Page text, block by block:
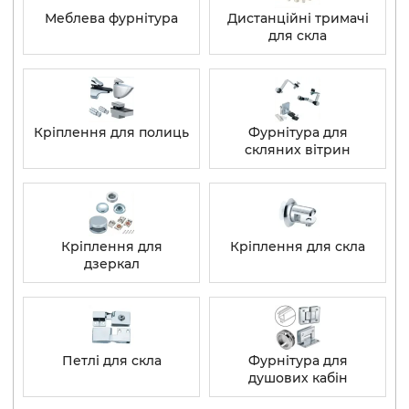
Меблева фурнітура
Дистанційні тримачі
для скла
Кріплення для полиць
Фурнітура для
скляних вітрин
Кріплення для
дзеркал
Кріплення для скла
Петлі для скла
Фурнітура для
душових кабін